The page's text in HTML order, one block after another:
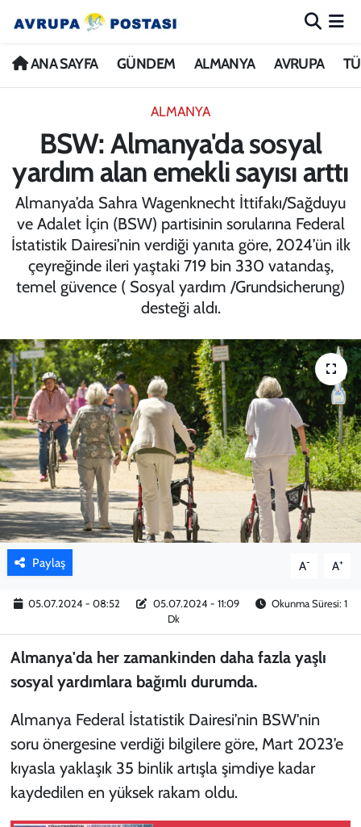
ANA SAYFA GÜNDEM ALMANYA AVRUPA
ALMANYA
BSW: Almanya'da sosyal
yardım alan emekli sayısı arttı
Almanya’da Sahra Wagenknecht İttifakı/Sağduyu
ve Adalet İçin (BSW) partisinin sorularına Federal
İstatistik Dairesi’nin verdiği yanıta göre, 2024’ün ilk
çeyreğinde ileri yaştaki 719 bin 330 vatandaş,
temel güvence ( Sosyal yardım /Grundsicherung)
desteği aldı.
Paylaş A- A+
05.07.2024 - 08:52 05.07.2024 - 11:09
Okunma Süresi: 1
Dk
Almanya'da her zamankinden daha fazla yaşlı
sosyal yardımlara bağımlı durumda.
Almanya Federal İstatistik Dairesi’nin BSW'nin
soru önergesine verdiği bilgilere göre, Mart 2023’e
kıyasla yaklaşık 35 binlik artışla şimdiye kadar
kaydedilen en yüksek rakam oldu.
ANA SAYFA
ALMANYA
AVRUPA
TÜRKİYE
DÜNYA
SPOR
KADIN
YAZARLAR
Nöbetçi Eczaneler
İstanbul Namaz Vakitleri
Trafik Durumu
Avrupa Ligi Puan Durumu ve Fikstür
Tüm Manşetler
Son Dakika Haberleri
Haber Arşivi